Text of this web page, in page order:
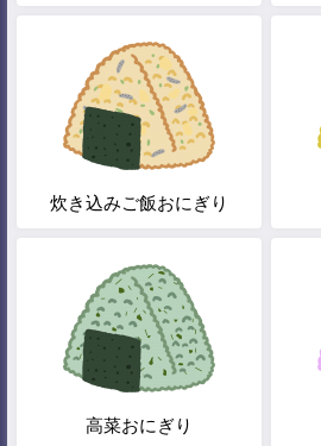
炊き込みご飯おにぎり
高菜おにぎり